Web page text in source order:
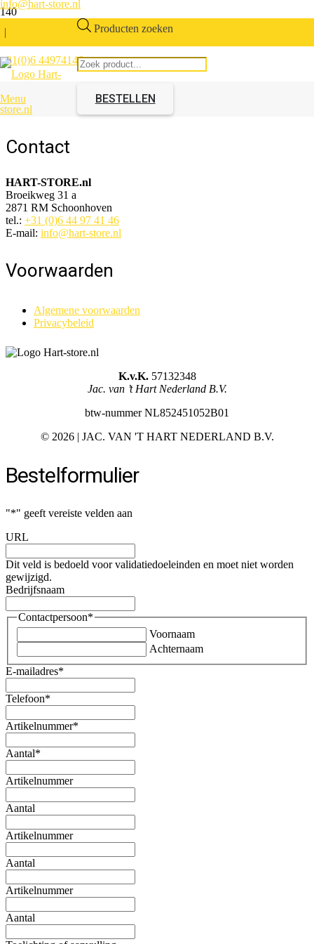
info@hart-store.nl
|
+31(0)6 44974146
Producten zoeken
BESTELLEN
Menu
Euro stopcontact dubbel Wit
Artikelnummer:
Contact
HART-STORE.nl
Broeikweg 31 a
2871 RM Schoonhoven
tel.: +31 (0)6 44 97 41 46
E-mail: info@hart-store.nl
Voorwaarden
Algemene voorwaarden
Privacybeleid
K.v.K.57132348
Jac. van ’t Hart Nederland B.V.
btw-nummer NL852451052B01
© 2026 | JAC. VAN 'T HART NEDERLAND B.V.
Bestelformulier
"*" geeft vereiste velden aan
URL
Dit veld is bedoeld voor validatiedoeleinden en moet niet worden
gewijzigd.
Bedrijfsnaam
Contactpersoon*
Voornaam
Achternaam
E-mailadres*
Telefoon*
Artikelnummer*
Aantal*
Artikelnummer
Aantal
Artikelnummer
Aantal
Artikelnummer
Aantal